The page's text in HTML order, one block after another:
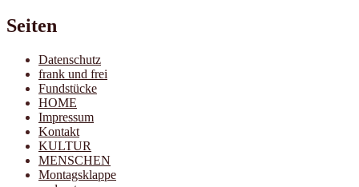
Seiten
Datenschutz
frank und frei
Fundstücke
HOME
Impressum
Kontakt
KULTUR
MENSCHEN
Montagsklappe